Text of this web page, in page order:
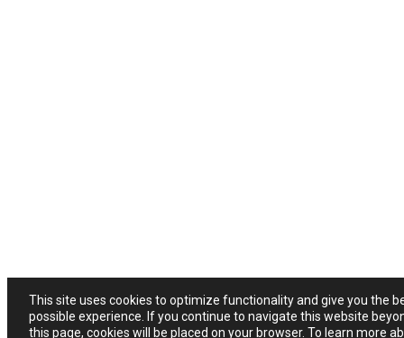
This site uses cookies to optimize functionality and give you the
possible experience. If you continue to navigate this website
this page, cookies will be placed on your browser. To learn more